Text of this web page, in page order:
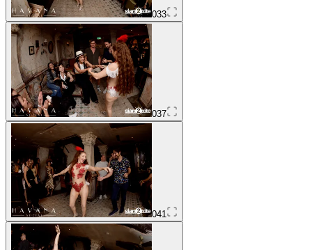
033
037
041